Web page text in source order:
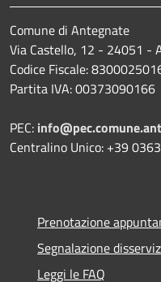
Comune di Antegnate
Via Castello, 12 - 24051 -
Codice Fiscale:
Partita IVA: 00373090166
PEC:
Centralino Unico: +39
Prenotazione
Segnalazione
Leggi le FAQ